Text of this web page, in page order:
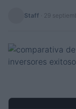
Staff 29